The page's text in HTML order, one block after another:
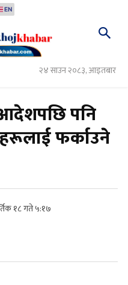
EN
२४ साउन २०८३, आइतबार
आदेशपछि पनि
फर्काउने
१८ गते ५:१७